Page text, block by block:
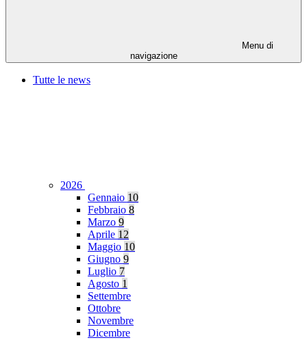
Menu di
navigazione
Tutte le news
2026
Gennaio 10
Febbraio 8
Marzo 9
Aprile 12
Maggio 10
Giugno 9
Luglio 7
Agosto 1
Settembre
Ottobre
Novembre
Dicembre